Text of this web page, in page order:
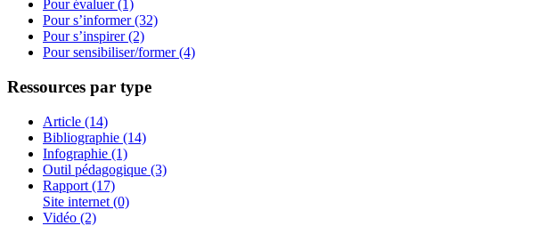
Pour évaluer (1)
Pour s’informer (32)
Pour s’inspirer (2)
Pour sensibiliser/former (4)
Ressources par type
Article (14)
Bibliographie (14)
Infographie (1)
Outil pédagogique (3)
Rapport (17)
Site internet (0)
Vidéo (2)